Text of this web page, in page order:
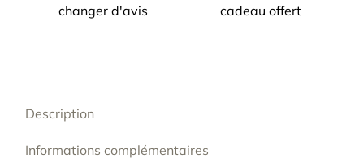
changer d'avis
cadeau offert
Description
Informations complémentaires